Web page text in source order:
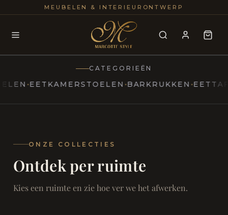
MEUBELEN & INTERIEURONTWERP
Modern
Marcottestyle Living
25+
CATEGORIEËN
EETKAMERSTOELEN BARKRUKKEN EETTAFELS
ONZE COLLECTIES
Ontdek per ruimte
Kies een ruimte en zie hoe ver we het afwerken.
SAMEN ONTSPANNEN
Woonkamer
Eetkamer
RUST EN RETRAITE